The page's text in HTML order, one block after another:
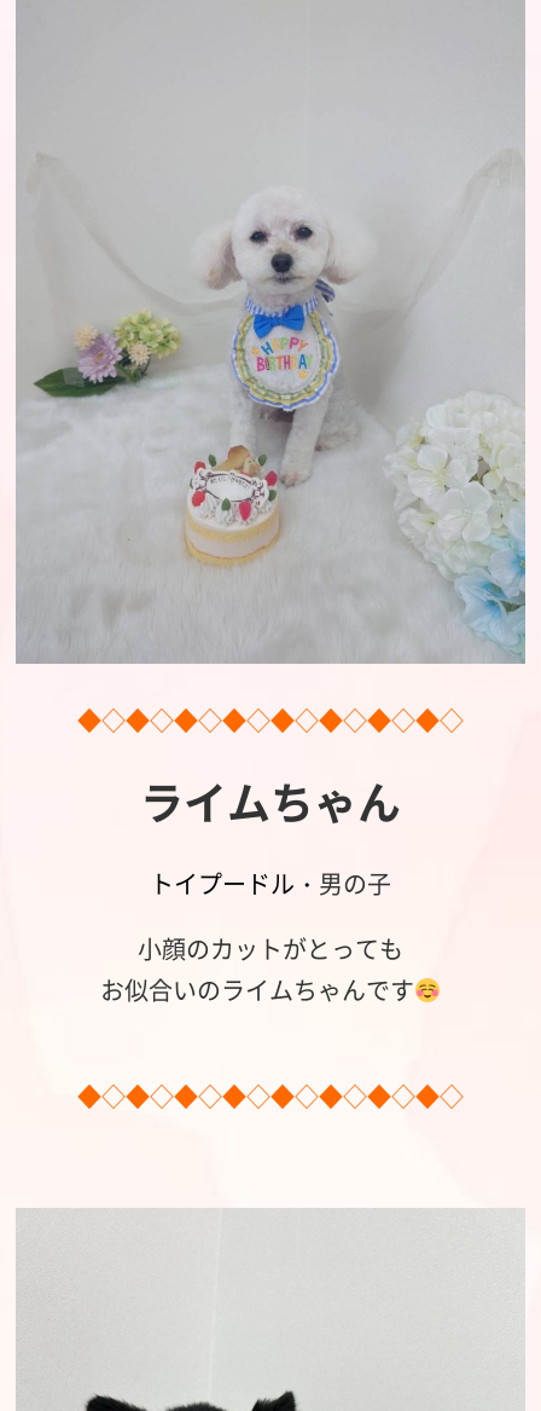
◆◇◆◇◆◇◆◇◆◇◆◇◆◇◆◇
ライムちゃん
トイプードル・ 男の子
小顔のカットがとっても
お似合いのライムちゃんです
◆◇◆◇◆◇◆◇◆◇◆◇◆◇◆◇